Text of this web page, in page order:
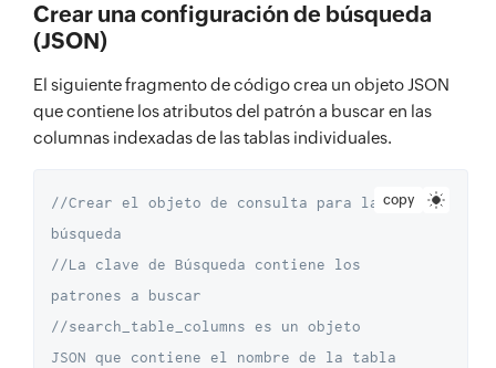
Crear una configuración de búsqueda
(JSON)
El siguiente fragmento de código crea un objeto JSON
que contiene los atributos del patrón a buscar en las
columnas indexadas de las tablas individuales.
copy
//Crear el objeto de consulta para la
búsqueda
//La clave de Búsqueda contiene los
patrones a buscar
//search_table_columns es un objeto
JSON que contiene el nombre de la tabla